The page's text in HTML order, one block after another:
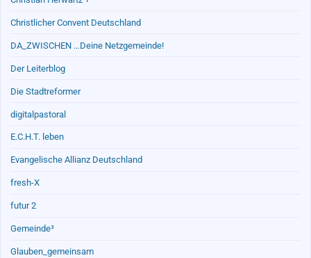
Christlicher Convent Deutschland
DA_ZWISCHEN …Deine Netzgemeinde!
Der Leiterblog
Die Stadtreformer
digitalpastoral
E.C.H.T. leben
Evangelische Allianz Deutschland
fresh-X
futur 2
Gemeinde³
Glauben_gemeinsam